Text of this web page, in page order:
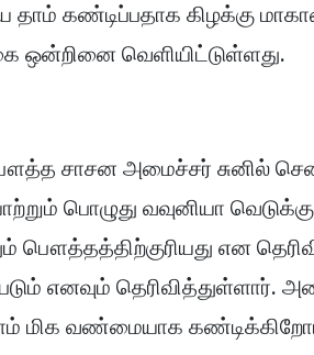
கண்டிப்பதாக கிழக்கு
ஒன்றினை வெளியிட்டுள்ளது.
சாசன அமைச்சர் சுனில்
பொழுது வவுனியா
என
எனவும் தெரிவித்துள்ளார்.
மிக வண்மையாக